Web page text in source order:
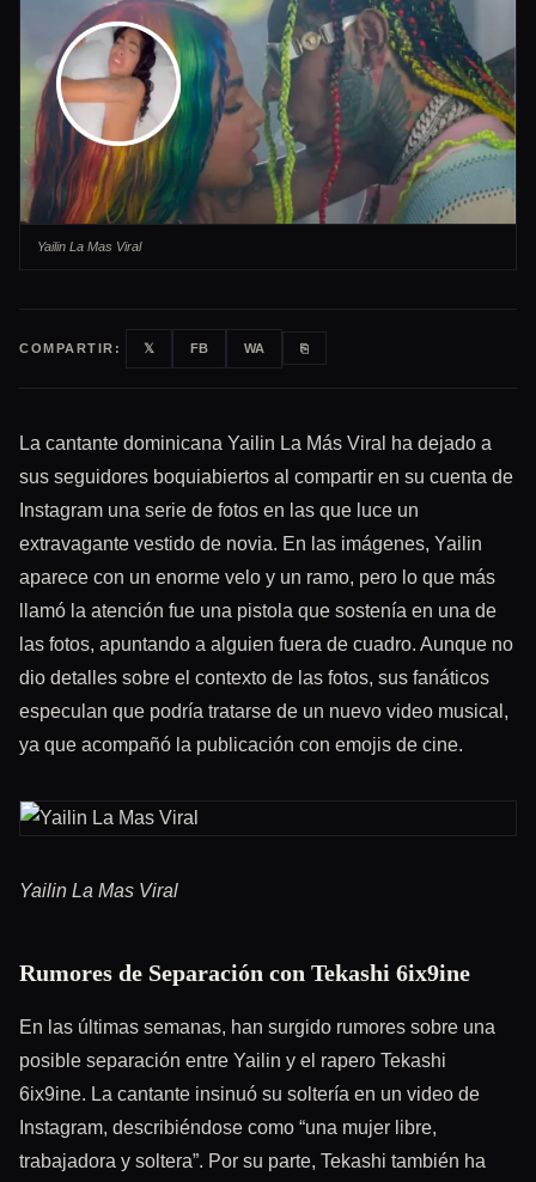
Yailin La Mas Viral
COMPARTIR: 𝕏 FB WA ⎘
La cantante dominicana Yailin La Más Viral ha dejado a
sus seguidores boquiabiertos al compartir en su cuenta de
Instagram una serie de fotos en las que luce un
extravagante vestido de novia. En las imágenes, Yailin
aparece con un enorme velo y un ramo, pero lo que más
llamó la atención fue una pistola que sostenía en una de
las fotos, apuntando a alguien fuera de cuadro. Aunque no
dio detalles sobre el contexto de las fotos, sus fanáticos
especulan que podría tratarse de un nuevo video musical,
ya que acompañó la publicación con emojis de cine.
Yailin La Mas Viral
Rumores de Separación con Tekashi 6ix9ine
En las últimas semanas, han surgido rumores sobre una
posible separación entre Yailin y el rapero Tekashi
6ix9ine. La cantante insinuó su soltería en un video de
Instagram, describiéndose como “una mujer libre,
trabajadora y soltera”. Por su parte, Tekashi también ha